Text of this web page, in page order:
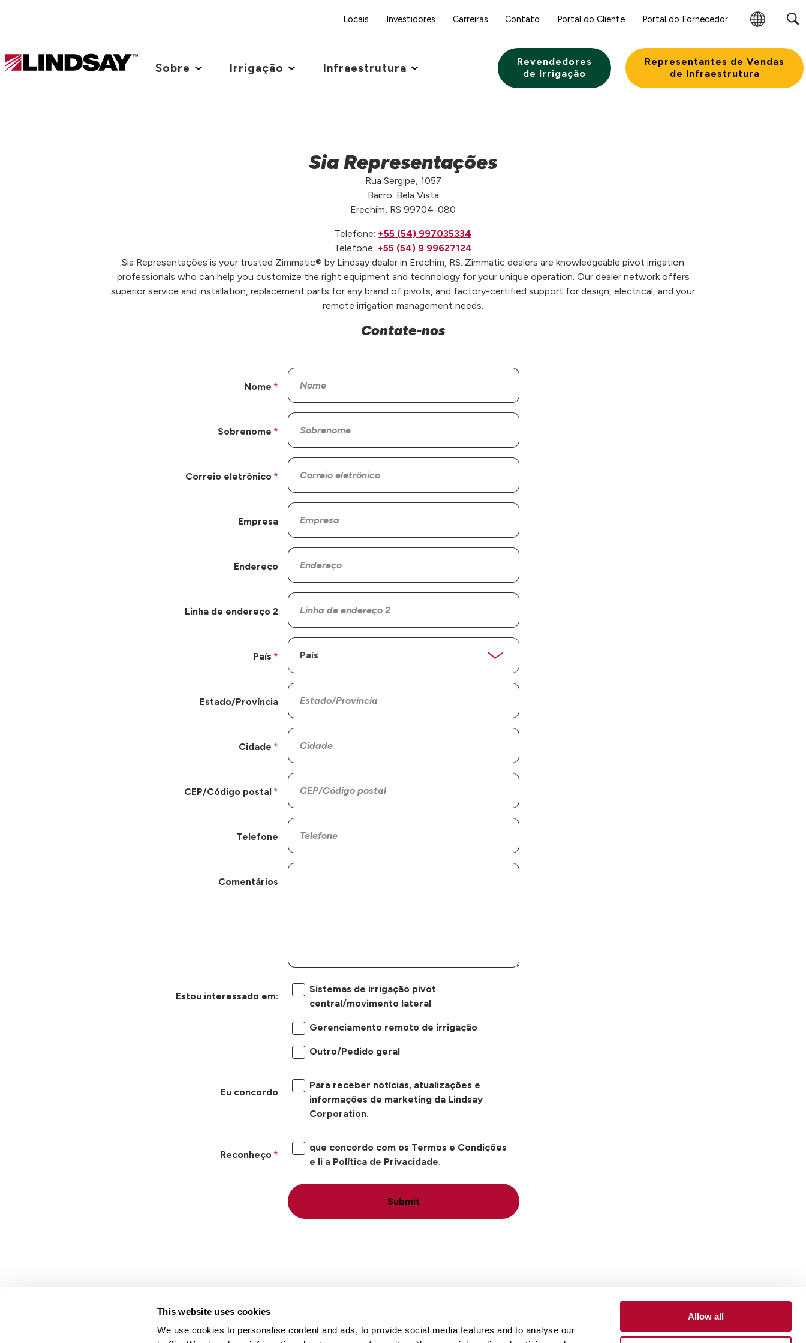
This website uses cookies
We use cookies to personalise content and ads, to provide social media features and to analyse our
Allow all
Locais Investidores Carreiras Contato Portal do Cliente Portal do Fornecedor
Alterar
Link
Sobre Irrigação Infraestrutura
Revendedores
de Irrigação
Representantes de Vendas
de Infraestrutura
Sia Representações
Rua Sergipe, 1057
Bairro: Bela Vista
Erechim, RS 99704-080
Telefone: +55 (54) 997035334
Telefone: +55 (54) 9 99627124
Sia Representações is your trusted Zimmatic® by Lindsay dealer in Erechim, RS. Zimmatic dealers are knowledgeable pivot irrigation
professionals who can help you customize the right equipment and technology for your unique operation. Our dealer network offers
superior service and installation, replacement parts for any brand of pivots, and factory-certified support for design, electrical, and your
remote irrigation management needs.
Contate-nos
Nome
Sobrenome
Correio eletrônico
Empresa
Endereço
Linha de endereço 2
País
Estado/Província
Cidade
CEP/Código postal
Telefone
Comentários
Estou interessado em:
Sistemas de irrigação pivot
central/movimento lateral
Gerenciamento remoto de irrigação
Outro/Pedido geral
Eu concordo
Para receber notícias, atualizações e
informações de marketing da Lindsay
Corporation.
Reconheço
que concordo com os Termos e Condições
e li a Política de Privacidade.
Submit